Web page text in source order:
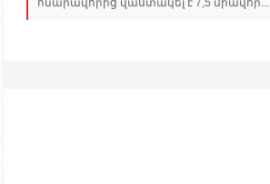
հնարավորից վաստակել է 7,5 միավոր...